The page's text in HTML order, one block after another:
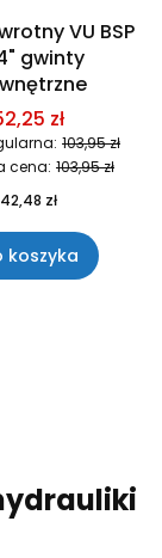
VU BSP
gwinty
zł
103,95 zł
cena: 103,95 zł
42,48 zł
koszyka